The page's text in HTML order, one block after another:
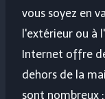
vous soyez en
l'extérieur ou à
Internet offre
dehors de la
sont nombreux